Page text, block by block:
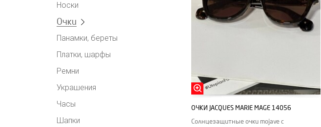
Носки
Очки
Панамки, береты
Платки, шарфы
Ремни
Украшения
Часы
Шапки
ОЧКИ JACQUES MARIE MAGE 14056
Солнцезащитные очки mojave с